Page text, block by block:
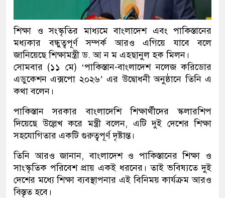
শিক্ষা ও সংস্কৃতির মাধ্যমে বাংলাদেশ এবং পাকিস্তানের
মধ্যকার বন্ধুত্বপূর্ণ সম্পর্ক আরও এগিয়ে যাবে বলে
জানিয়েছে শিক্ষামন্ত্রী ড. আ ন ম এহছানুল হক মিলন।
সোমবার (১১ মে) ‘পাকিস্তান-বাংলাদেশ নলেজ করিডোর
এডুকেশন এক্সপো ২০২৬’ এর উদ্বোধনী অনুষ্ঠানে তিনি এ
কথা বলেন।
পাকিস্তান সরকার বাংলাদেশি শিক্ষার্থীদের স্কলারশিপ
দিয়েছে উল্লেখ করে মন্ত্রী বলেন, এটি দুই দেশের শিক্ষা
সহযোগিতার একটি গুরুত্বপূর্ণ দৃষ্টান্ত।
তিনি আরও জানান, বাংলাদেশ ও পাকিস্তানের শিক্ষা ও
সাংস্কৃতিক পরিবেশ প্রায় একই ধরনের। তাই ভবিষ্যতে দুই
দেশের মধ্যে শিক্ষা ব্যবস্থাপনার এই বিনিময় কার্যক্রম আরও
বিস্তৃত হবে।